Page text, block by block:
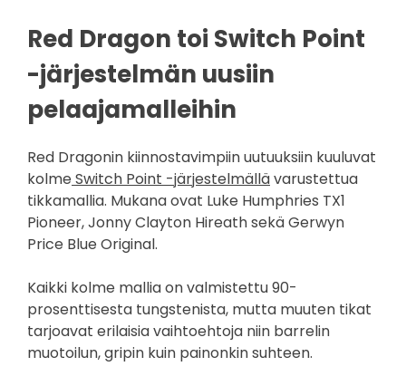
Red Dragon toi Switch Point
-järjestelmän uusiin
pelaajamalleihin
Red Dragonin kiinnostavimpiin uutuuksiin kuuluvat
kolme Switch Point -järjestelmällävarustettua
tikkamallia. Mukana ovat Luke Humphries TX1
Pioneer, Jonny Clayton Hireath sekä Gerwyn
Price Blue Original.
Kaikki kolme mallia on valmistettu 90-
prosenttisesta tungstenista, mutta muuten tikat
tarjoavat erilaisia vaihtoehtoja niin barrelin
muotoilun, gripin kuin painonkin suhteen.